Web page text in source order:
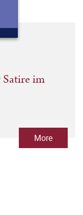
Satire im
More